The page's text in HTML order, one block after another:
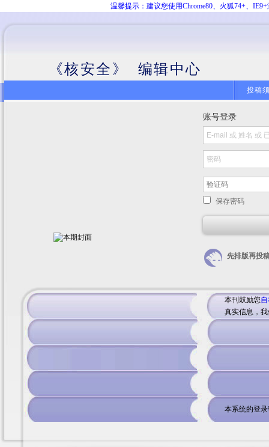
温馨提示：建议您使用Chrome80、火狐74+、
《核安全》 编辑中心
投稿
账号登录
保存密码
先排版再投
本刊鼓励您
真实信息，
本系统的登